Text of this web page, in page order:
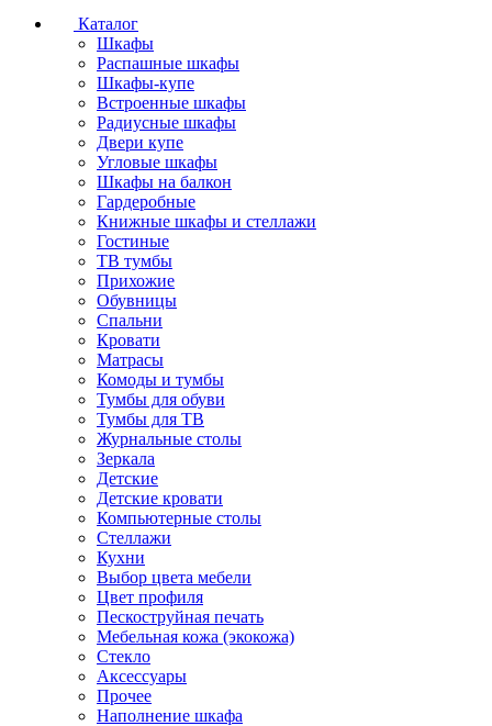
Каталог
Шкафы
Распашные шкафы
Шкафы-купе
Встроенные шкафы
Радиусные шкафы
Двери купе
Угловые шкафы
Шкафы на балкон
Гардеробные
Книжные шкафы и стеллажи
Гостиные
ТВ тумбы
Прихожие
Обувницы
Спальни
Кровати
Матрасы
Комоды и тумбы
Тумбы для обуви
Тумбы для ТВ
Журнальные столы
Зеркала
Детские
Детские кровати
Компьютерные столы
Стеллажи
Кухни
Выбор цвета мебели
Цвет профиля
Пескоструйная печать
Мебельная кожа (экокожа)
Стекло
Аксессуары
Прочее
Наполнение шкафа